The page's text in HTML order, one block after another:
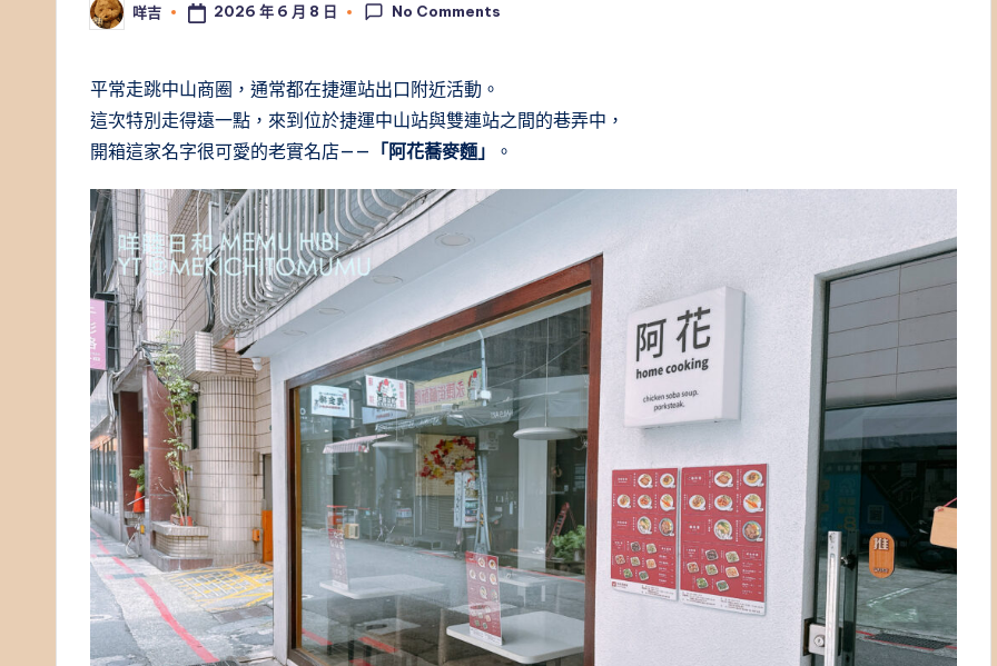
Posted
by
咩吉 2026 年 6 月 8 日 No Comments
平常走跳中山商圈，通常都在捷運站出口附近活動。
這次特別走得遠一點，來到位於捷運中山站與雙連站之間的巷弄中，
開箱這家名字很可愛的老實名店—— 「阿花蕎麥麵」 。